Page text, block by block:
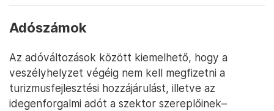
Adószámok
Az adóváltozások között kiemelhető, hogy a
veszélyhelyzet végéig nem kell megfizetni a
turizmusfejlesztési hozzájárulást, illetve az
idegenforgalmi adót a szektor szereplőinek–